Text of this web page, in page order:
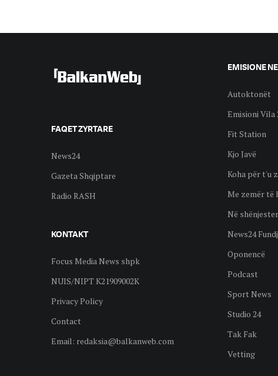
FAQET ZYRTARE
News24
Gazeta Shqiptare
Radio RASH
KONTAKT
Focus Media News shpk
NUIS/NIPT K21909002K
Privacy Policy
Contact
Email: redaksia@balkanweb.com
EMISIONE
Autoktonët
Emisioni Vila
Fit Station
Kjo Javë
Koha për t'u
Me zemër të
Në shënjester
News24
Oponencë
Podcast
Sport News
Studio 24
Tak Fak
Vetting